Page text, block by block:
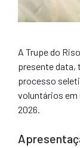
A Trupe do
presente data,
processo
voluntários em
2026.